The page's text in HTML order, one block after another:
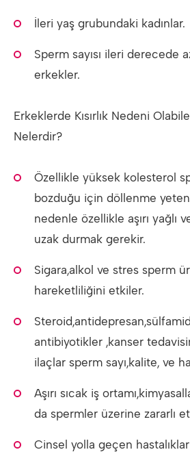
İleri yaş grubundaki kadınlar.
Sperm sayısı ileri derecede
erkekler.
Erkeklerde Kısırlık Nedeni
Nelerdir?
Özellikle yüksek kolesterol
bozduğu için döllenme
nedenle özellikle aşırı yağlı
uzak durmak gerekir.
Sigara,alkol ve stres sperm
hareketliliğini etkiler.
antibiyotikler ,kanser
ilaçlar sperm sayı,kalite, ve
Aşırı sıcak iş
da spermler üzerine zararlı
Cinsel yolla geçen